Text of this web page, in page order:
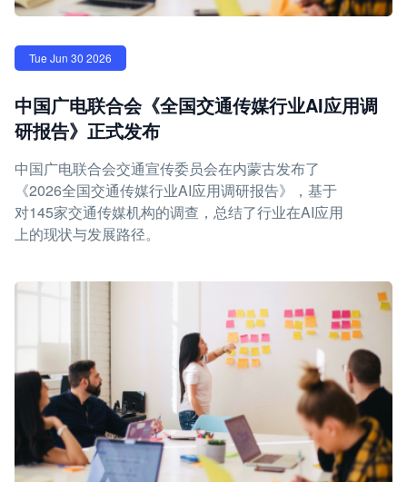
Tue Jun 30 2026
中国广电联合会《全国交通传媒行业AI应用调
研报告》正式发布
中国广电联合会交通宣传委员会在内蒙古发布了
《2026全国交通传媒行业AI应用调研报告》，基于
对145家交通传媒机构的调查，总结了行业在AI应用
上的现状与发展路径。